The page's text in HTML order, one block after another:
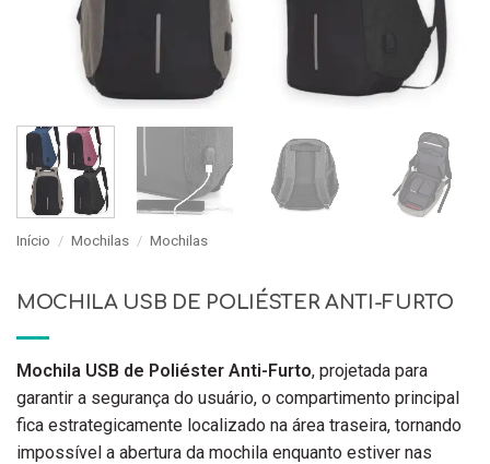
Início / Mochilas / Mochilas
MOCHILA USB DE POLIÉSTER ANTI-FURTO
Mochila USB de Poliéster Anti-Furto, projetada para
garantir a segurança do usuário, o compartimento principal
fica estrategicamente localizado na área traseira, tornando
impossível a abertura da mochila enquanto estiver nas